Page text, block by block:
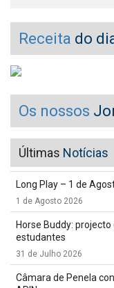
Receita do
Os nossos
Últimas Notícias
Long Play – 1 de
1 de Agosto 2026
Horse Buddy:
estudantes
31 de Julho 2026
Câmara de Penela